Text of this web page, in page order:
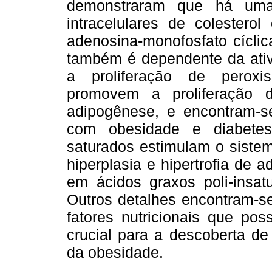
demonstraram que há
intracelulares de
adenosina-monofosfato
também é dependente da
a proliferação de
promovem a proliferação
adipogênese, e
com obesidade e
saturados estimulam o
hiperplasia e hipertrofia de
em ácidos graxos poli-
Outros detalhes encontram-
fatores nutricionais que
crucial para a descoberta
da obesidade.